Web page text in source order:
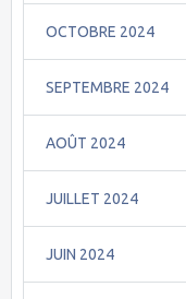
OCTOBRE 2024
SEPTEMBRE 2024
AOÛT 2024
JUILLET 2024
JUIN 2024